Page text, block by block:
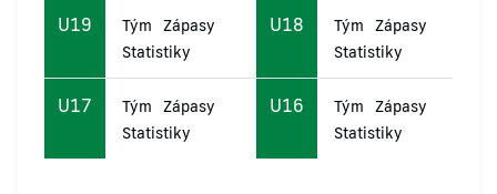
U19 Tým
Zápasy
Statistiky
U18 Tým
Zápasy
Statistiky
U17 Tým
Zápasy
Statistiky
U16 Tým
Zápasy
Statistiky